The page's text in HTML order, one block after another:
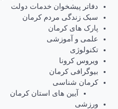
دفاتر پیشخوان خدمات دولت
سبک زندگی مردم کرمان
پارک های کرمان
علمی و آموزشی
تکنولوژی
ویروس کرونا
بیوگرافی کرمان
کرمان شناسی
آیین های استان کرمان
ورزشی